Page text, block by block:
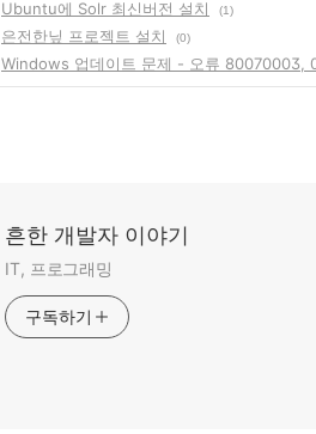
Ubuntu에 Solr 최신버전 설치 (1)
은전한닢 프로젝트 설치
(0)
Windows 업데이트 문제 - 오류 80070003,
흔한 개발자 이야기
IT, 프로그래밍
구독하기